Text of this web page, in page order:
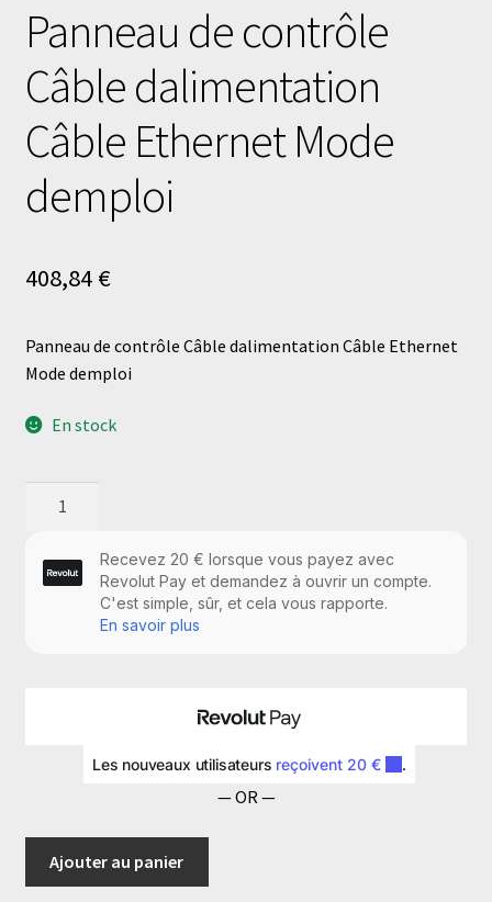
Panneau de contrôle
Câble dalimentation
Câble Ethernet Mode
demploi
408,84 €
Panneau de contrôle Câble dalimentation Câble Ethernet
Mode demploi
En stock
— OR —
Ajouter au panier